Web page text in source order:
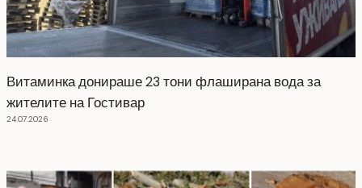
Витаминка донираше 23 тони флаширана вода за
жителите на Гостивар
24.07.2026